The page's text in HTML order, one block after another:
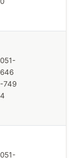
051-
646
-749
4
051-